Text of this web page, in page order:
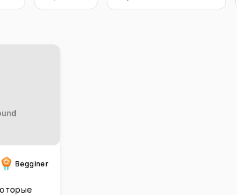
Begginer